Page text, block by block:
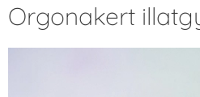
Orgonakert